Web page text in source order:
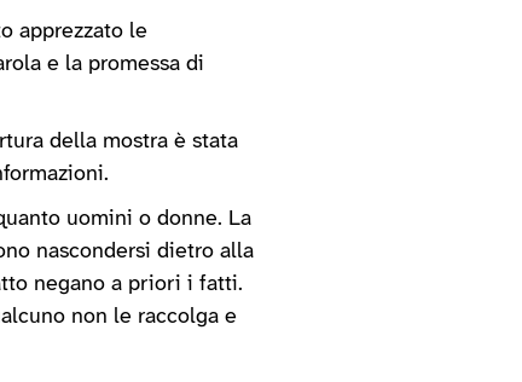
apprezzato le
e la promessa di
della mostra è stata
uomini o donne. La
nascondersi dietro alla
negano a priori i fatti.
non le raccolga e